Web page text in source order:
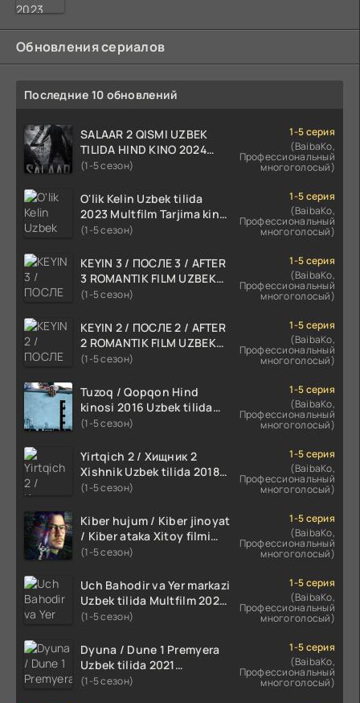
Обновления сериалов
Последние 10 обновлений
SALAAR 2 QISMI UZBEK
TILIDA HIND KINO 2024
TARJIMA 720p HD Skachat
(1-5 сезон)
1-5 серия
(BaibaKo,
Профессиональный
многоголосый)
O'lik Kelin Uzbek tilida
2023 Multfilm Tarjima kino
skachat
(1-5 сезон)
1-5 серия
(BaibaKo,
Профессиональный
многоголосый)
KEYIN 3 / ПОСЛЕ 3 / AFTER
3 ROMANTIK FILM UZBEK
TILIDA 2021 TARJIMA FILM
(1-5 сезон)
1-5 серия
(BaibaKo,
Профессиональный
многоголосый)
KEYIN 2 / ПОСЛЕ 2 / AFTER
2 ROMANTIK FILM UZBEK
TILIDA 2020 TARJIMA FILM
(1-5 сезон)
1-5 серия
(BaibaKo,
Профессиональный
многоголосый)
Tuzoq / Qopqon Hind
kinosi 2016 Uzbek tilida
tarjima film HD
(1-5 сезон)
1-5 серия
(BaibaKo,
Профессиональный
многоголосый)
Yirtqich 2 / Хищник 2
Xishnik Uzbek tilida 2018-
2024 O'zbekcha tarjima
(1-5 сезон)
1-5 серия
(BaibaKo,
Профессиональный
многоголосый)
Kiber hujum / Kiber jinoyat
/ Kiber ataka Xitoy filmi
Uzbek tilida O'zbekcha
HD skachat
(1-5 сезон)
1-5 серия
(BaibaKo,
Профессиональный
многоголосый)
Uch Bahodir va Yer markazi
Uzbek tilida Multfilm 2025
tarjima HD skachat
(1-5 сезон)
1-5 серия
(BaibaKo,
Профессиональный
многоголосый)
Dyuna / Dune 1 Premyera
Uzbek tilida 2021
O'zbekcha tarjima kino HD
(1-5 сезон)
1-5 серия
(BaibaKo,
Профессиональный
многоголосый)